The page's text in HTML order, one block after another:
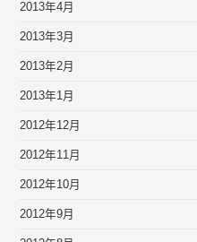
2013年4月
2013年3月
2013年2月
2013年1月
2012年12月
2012年11月
2012年10月
2012年9月